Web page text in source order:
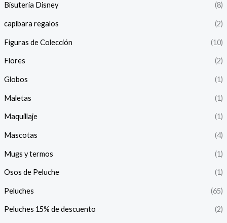
Bisutería Disney (8)
capibara regalos (2)
Figuras de Colección (10)
Flores (2)
Globos (1)
Maletas (1)
Maquillaje (1)
Mascotas (4)
Mugs y termos (1)
Osos de Peluche (1)
Peluches (65)
Peluches 15% de descuento (2)